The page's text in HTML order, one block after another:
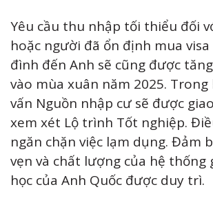
Yêu cầu thu nhập tối thiểu đối
hoặc người đã ổn định mua
đình đến Anh sẽ cũng được
vào mùa xuân năm 2025.
vấn Nguồn nhập cư sẽ được
xem xét Lộ trình Tốt nghiệp.
ngăn chặn việc lạm dụng. Đảm
vẹn và chất lượng của hệ thống
học của Anh Quốc được duy trì.